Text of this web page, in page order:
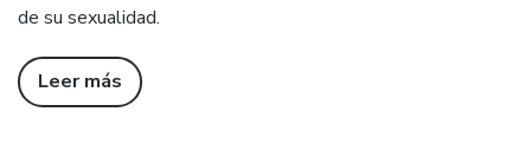
de su sexualidad.
Leer más